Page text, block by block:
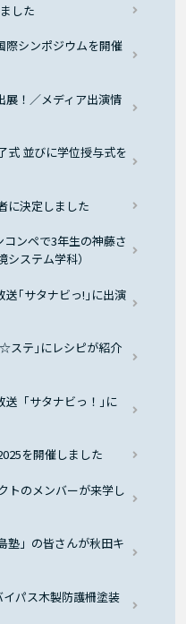
した
際シンポジウムを開催
展！／メディア出演情
式 並びに学位授与式を
に決定しました
ンペで3年生の神藤さ
ステム学科）
送｢サタナビっ!｣に出演
☆ステ｣にレシピが紹介
送「サタナビっ！｣に
を開催しました
トのメンバーが来学し
塾」の皆さんが秋田キ
イパス木製防護柵塗装